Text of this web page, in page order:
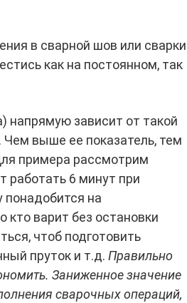
в сварной шов или сварки
как на постоянном, так
напрямую зависит от такой
Чем выше ее показатель, тем
примера рассмотрим
работать 6 минут при
на
кто варит без остановки
чтоб подготовить
пруток и т.д. Правильно
Заниженное значение
сварочных операций,